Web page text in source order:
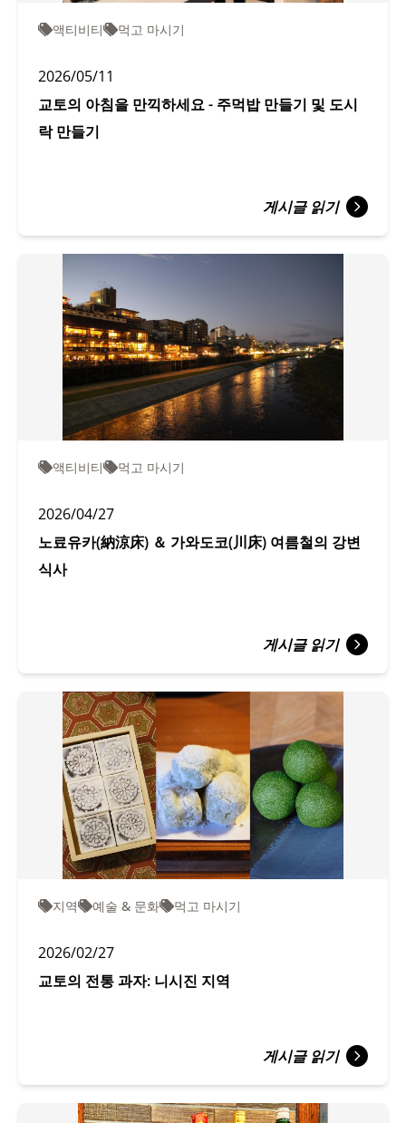
액티비티 먹고 마시기
2026/05/11
교토의 아침을 만끽하세요 - 주먹밥 만들기 및 도시
락 만들기
게시글 읽기
액티비티 먹고 마시기
2026/04/27
노료유카(納涼床) ＆ 가와도코(川床) 여름철의 강변
식사
게시글 읽기
지역 예술 & 문화 먹고 마시기
2026/02/27
교토의 전통 과자: 니시진 지역
게시글 읽기